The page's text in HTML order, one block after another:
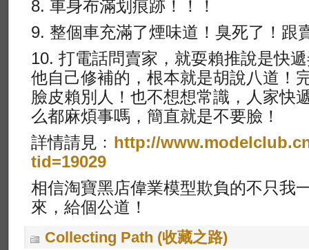
8. 車身布滿划痕跡！！！
9. 整個車充滿了煙味道！臭死了！跟
10. 打電話問賣家，就耍賴推說是快
他自己修補的，根本就是胡說八道！
臉皮賴別人！也不想想常識，人家快
么都麻煩事嗎，簡直就是不要臉！
詳情請見﹕ http://
tid=19029
相信淘寶黑店偉業模型欺負的不只我
來，給個公道！
Collecting Path (收藏之路)